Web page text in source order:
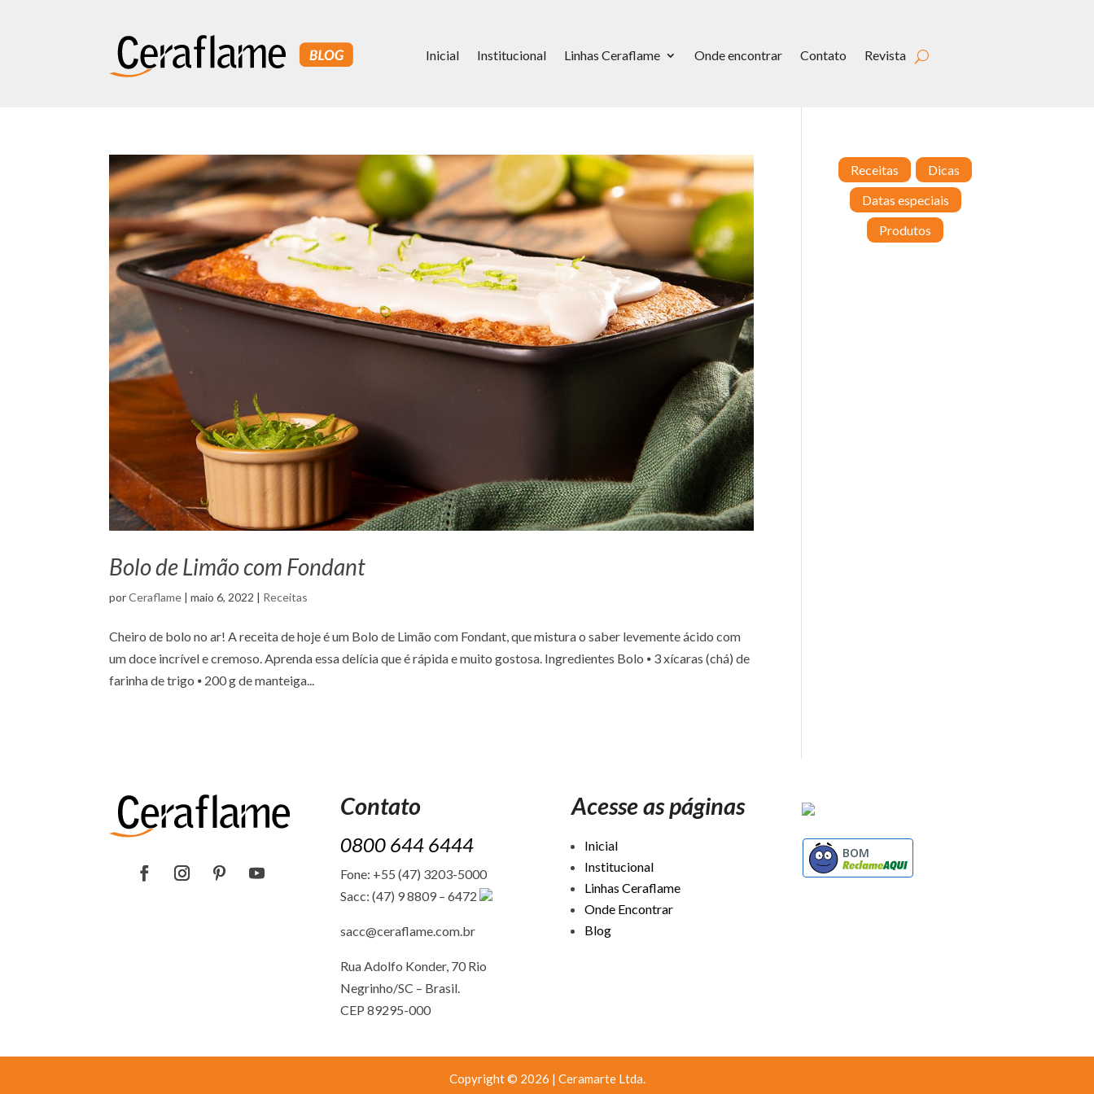
Inicial Institucional Linhas Ceraflame Onde encontrar Contato Revista
Bolo de Limão com Fondant
porCeraflame |maio 6, 2022 | Receitas
Cheiro de bolo no ar! A receita de hoje é um Bolo de Limão com Fondant, que mistura o saber levemente ácido com
um doce incrível e cremoso. Aprenda essa delícia que é rápida e muito gostosa. Ingredientes Bolo ⦁ 3 xícaras (chá) de
farinha de trigo ⦁ 200 g de manteiga...
Receitas
Dicas
Datas especiais
Produtos
Contato
0800 644 6444
Fone: +55 (47) 3203-5000
Sacc: (47) 9 8809 – 6472
sacc@ceraflame.com.br
Rua Adolfo Konder, 70 Rio
Negrinho/SC – Brasil.
CEP 89295-000
Acesse as páginas
Inicial
Institucional
Linhas Ceraflame
Onde Encontrar
Blog
BOM
Copyright © 2026 | Ceramarte Ltda.